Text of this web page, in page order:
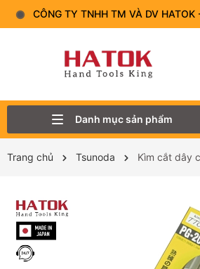
CÔNG TY TNHH TM VÀ DV
Danh mục sản phẩm
Trang chủ Tsunoda Kìm cắt dây